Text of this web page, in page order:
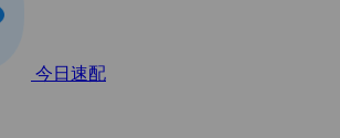
今日速配